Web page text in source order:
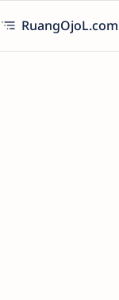
RuangOjoL.com